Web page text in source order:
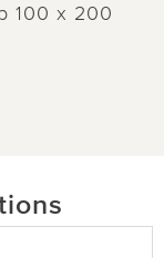
100 x 200